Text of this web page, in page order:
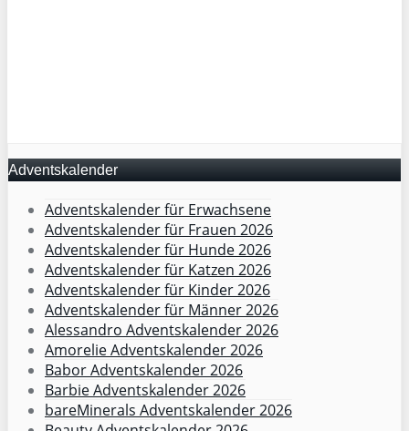
Adventskalender
Adventskalender für Erwachsene
Adventskalender für Frauen 2026
Adventskalender für Hunde 2026
Adventskalender für Katzen 2026
Adventskalender für Kinder 2026
Adventskalender für Männer 2026
Alessandro Adventskalender 2026
Amorelie Adventskalender 2026
Babor Adventskalender 2026
Barbie Adventskalender 2026
bareMinerals Adventskalender 2026